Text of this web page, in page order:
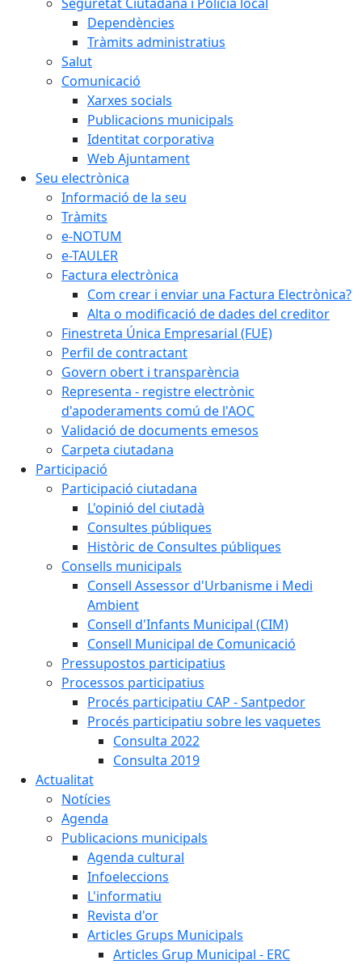
Dependències
Tràmits administratius
Salut
Comunicació
Xarxes socials
Publicacions municipals
Identitat corporativa
Web Ajuntament
Seu electrònica
Informació de la seu
Tràmits
e-NOTUM
e-TAULER
Factura electrònica
Com crear i enviar una Factura Electrònica?
Alta o modificació de dades del creditor
Finestreta Única Empresarial (FUE)
Perfil de contractant
Govern obert i transparència
Representa - registre electrònic
d'apoderaments comú de l'AOC
Validació de documents emesos
Carpeta ciutadana
Participació
Participació ciutadana
L'opinió del ciutadà
Consultes públiques
Històric de Consultes públiques
Consells municipals
Consell Assessor d'Urbanisme i Medi
Ambient
Consell d'Infants Municipal (CIM)
Consell Municipal de Comunicació
Pressupostos participatius
Processos participatius
Procés participatiu CAP - Santpedor
Procés participatiu sobre les vaquetes
Consulta 2022
Consulta 2019
Actualitat
Notícies
Agenda
Publicacions municipals
Agenda cultural
Infoeleccions
L'informatiu
Revista d'or
Articles Grups Municipals
Articles Grup Municipal - ERC